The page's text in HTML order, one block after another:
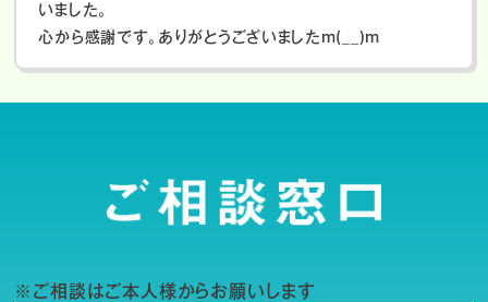
いました。
心から感謝です。ありがとうございましたm(__)m
※ご相談はご本人様からお願いします